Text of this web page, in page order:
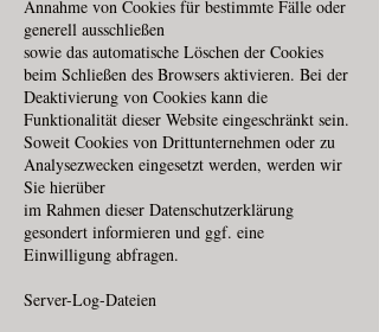
Annahme von Cookies für bestimmte Fälle oder
generell ausschließen
sowie das automatische Löschen der Cookies
beim Schließen des Browsers aktivieren. Bei der
Deaktivierung von Cookies kann die
Funktionalität dieser Website eingeschränkt sein.
Soweit Cookies von Drittunternehmen oder zu
Analysezwecken eingesetzt werden, werden wir
Sie hierüber
im Rahmen dieser Datenschutzerklärung
gesondert informieren und ggf. eine
Einwilligung abfragen.
Server-Log-Dateien